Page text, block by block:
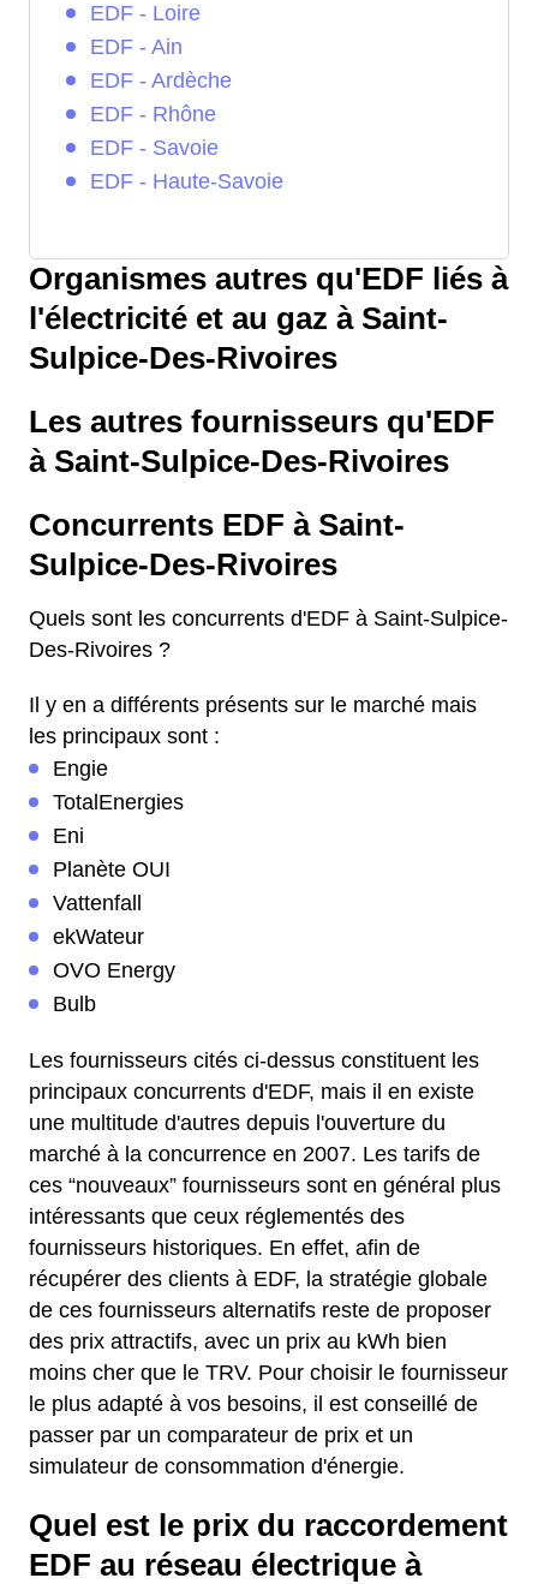
EDF - Loire
EDF - Ain
EDF - Ardèche
EDF - Rhône
EDF - Savoie
EDF - Haute-Savoie
Organismes autres qu'EDF liés à
l'électricité et au gaz à Saint-
Sulpice-Des-Rivoires
Les autres fournisseurs qu'EDF
à Saint-Sulpice-Des-Rivoires
Concurrents EDF à Saint-
Sulpice-Des-Rivoires
Quels sont les concurrents d'EDF à Saint-Sulpice-
Des-Rivoires ?
Il y en a différents présents sur le marché mais
les principaux sont :
Engie
TotalEnergies
Eni
Planète OUI
Vattenfall
ekWateur
OVO Energy
Bulb
Les fournisseurs cités ci-dessus constituent les
principaux concurrents d'EDF, mais il en existe
une multitude d'autres depuis l'ouverture du
marché à la concurrence en 2007. Les tarifs de
ces “nouveaux” fournisseurs sont en général plus
intéressants que ceux réglementés des
fournisseurs historiques. En effet, afin de
récupérer des clients à EDF, la stratégie globale
de ces fournisseurs alternatifs reste de proposer
des prix attractifs, avec un prix au kWh bien
moins cher que le TRV. Pour choisir le fournisseur
le plus adapté à vos besoins, il est conseillé de
passer par un comparateur de prix et un
simulateur de consommation d'énergie.
Quel est le prix du raccordement
EDF au réseau électrique à